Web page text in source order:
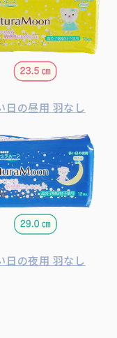
日の昼用 羽なし
日の夜用 羽なし